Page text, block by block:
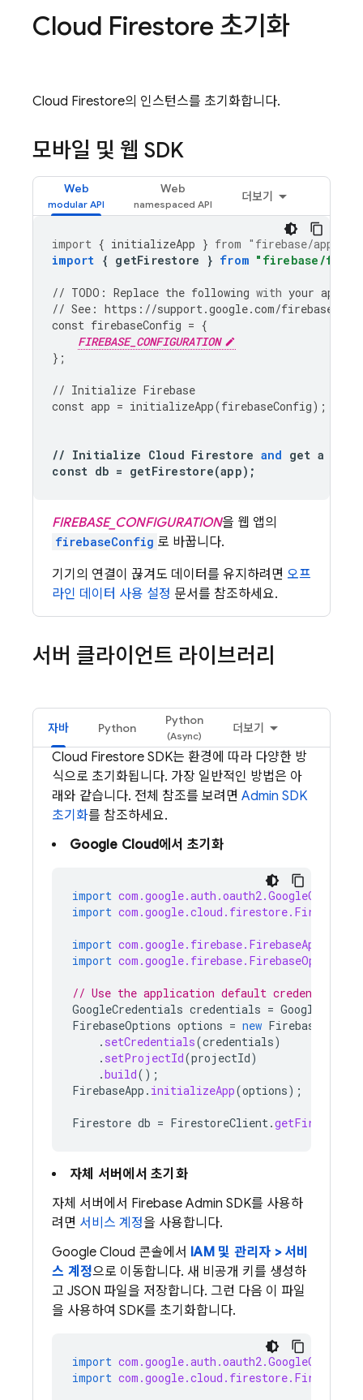
Cloud Firestore 초기화
Cloud Firestore의 인스턴스를 초기화합니다.
모바일 및 웹 SDK
Web Web
더보기
import { initializeApp } from "firebase/app"
import { getFirestore } from "firebase/
// TODO : Replace the following with your app
// See : https : //support.google.com/firebase
const firebaseConfig = {
FIREBASE_CONFIGURATION
};
// Initialize Firebase
const app = initializeApp(firebaseConfig);
// Initialize Cloud Firestore and get a
const db = getFirestore(app);
FIREBASE_CONFIGURATION을 웹 앱의
firebaseConfig 로 바꿉니다.
기기의 연결이 끊겨도 데이터를 유지하려면 오프
라인 데이터 사용 설정 문서를 참조하세요.
서버 클라이언트 라이브러리
자바 Python
Python
더보기
Cloud Firestore SDK는 환경에 따라 다양한 방
식으로 초기화됩니다. 가장 일반적인 방법은 아
래와 같습니다. 전체 참조를 보려면 Admin SDK
초기화를 참조하세요.
Google Cloud에서 초기화
import
import com.google.cloud.firestore.Firestore
import com.google.firebase.FirebaseApp
import com.google.firebase.FirebaseOptions
// Use the application default credentials
GoogleCredentials credentials =
FirebaseOptions options = new
. setCredentials(credentials)
. setProjectId(projectId)
.build();
FirebaseApp . initializeApp(options);
Firestore db = FirestoreClient.getFirestore
자체 서버에서 초기화
자체 서버에서 Firebase Admin SDK를 사용하
려면 서비스 계정을 사용합니다.
Google Cloud 콘솔에서 IAM 및 관리자 > 서비
스 계정으로 이동합니다. 새 비공개 키를 생성하
고 JSON 파일을 저장합니다. 그런 다음 이 파일
을 사용하여 SDK를 초기화합니다.
import
import com.google.cloud.firestore.Firestore